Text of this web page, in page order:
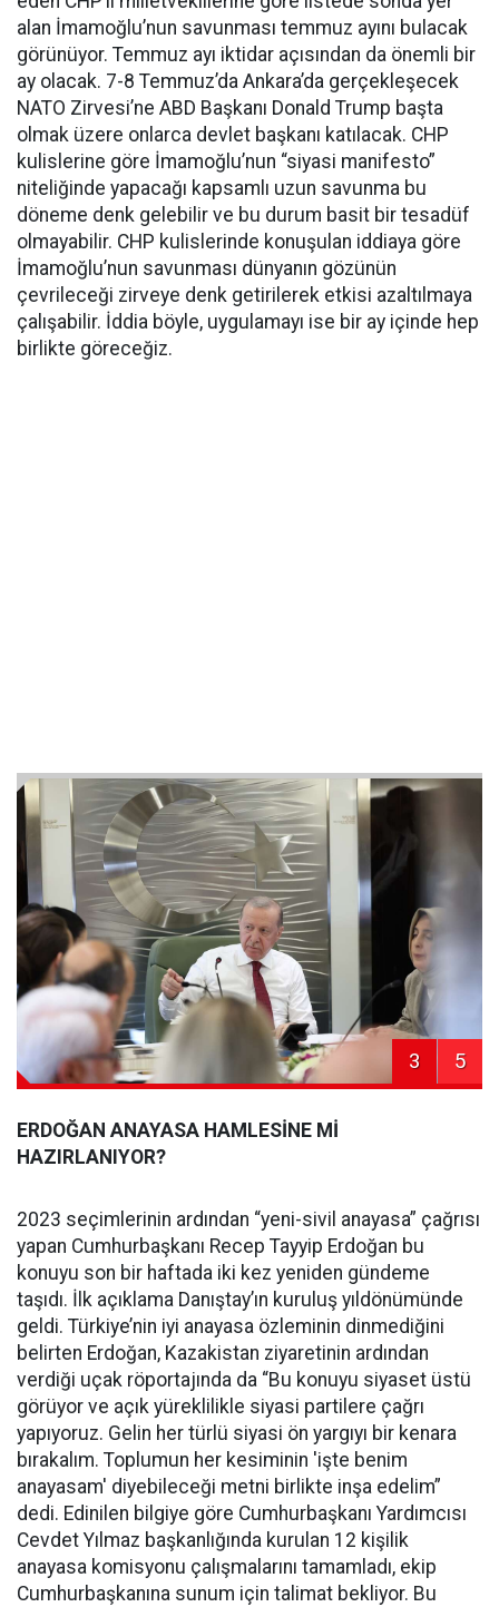
alan İmamoğlu’nun savunması temmuz ayını bulacak
görünüyor. Temmuz ayı iktidar açısından da önemli bir
ay olacak. 7-8 Temmuz’da Ankara’da gerçekleşecek
NATO Zirvesi’ne ABD Başkanı Donald Trump başta
olmak üzere onlarca devlet başkanı katılacak. CHP
kulislerine göre İmamoğlu’nun “siyasi manifesto”
niteliğinde yapacağı kapsamlı uzun savunma bu
döneme denk gelebilir ve bu durum basit bir tesadüf
olmayabilir. CHP kulislerinde konuşulan iddiaya göre
İmamoğlu’nun savunması dünyanın gözünün
çevrileceği zirveye denk getirilerek etkisi azaltılmaya
çalışabilir. İddia böyle, uygulamayı ise bir ay içinde hep
birlikte göreceğiz.
3 5
ERDOĞAN ANAYASA HAMLESİNE Mİ
HAZIRLANIYOR?
2023 seçimlerinin ardından “yeni-sivil anayasa” çağrısı
yapan Cumhurbaşkanı Recep Tayyip Erdoğan bu
konuyu son bir haftada iki kez yeniden gündeme
taşıdı. İlk açıklama Danıştay’ın kuruluş yıldönümünde
geldi. Türkiye’nin iyi anayasa özleminin dinmediğini
belirten Erdoğan, Kazakistan ziyaretinin ardından
verdiği uçak röportajında da “Bu konuyu siyaset üstü
görüyor ve açık yüreklilikle siyasi partilere çağrı
yapıyoruz. Gelin her türlü siyasi ön yargıyı bir kenara
bırakalım. Toplumun her kesiminin 'işte benim
anayasam' diyebileceği metni birlikte inşa edelim”
dedi. Edinilen bilgiye göre Cumhurbaşkanı Yardımcısı
Cevdet Yılmaz başkanlığında kurulan 12 kişilik
anayasa komisyonu çalışmalarını tamamladı, ekip
Cumhurbaşkanına sunum için talimat bekliyor. Bu